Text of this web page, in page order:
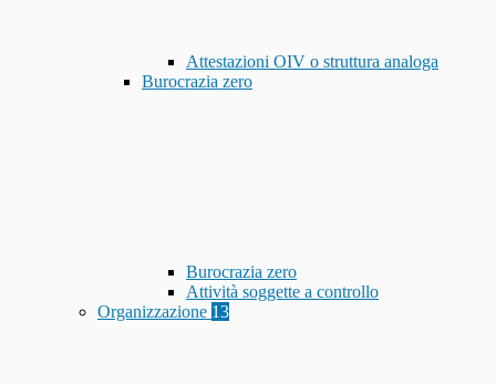
Attestazioni OIV o struttura analoga
Burocrazia zero
Burocrazia zero
Attività soggette a controllo
Organizzazione 13